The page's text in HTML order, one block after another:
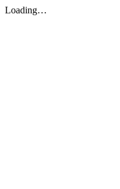
Loading…